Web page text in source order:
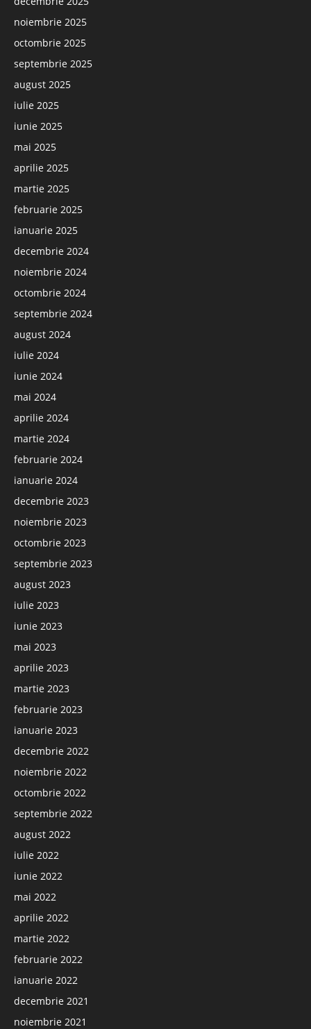
noiembrie 2025
octombrie 2025
septembrie 2025
august 2025
iulie 2025
iunie 2025
mai 2025
aprilie 2025
martie 2025
februarie 2025
ianuarie 2025
decembrie 2024
noiembrie 2024
octombrie 2024
septembrie 2024
august 2024
iulie 2024
iunie 2024
mai 2024
aprilie 2024
martie 2024
februarie 2024
ianuarie 2024
decembrie 2023
noiembrie 2023
octombrie 2023
septembrie 2023
august 2023
iulie 2023
iunie 2023
mai 2023
aprilie 2023
martie 2023
februarie 2023
ianuarie 2023
decembrie 2022
noiembrie 2022
octombrie 2022
septembrie 2022
august 2022
iulie 2022
iunie 2022
mai 2022
aprilie 2022
martie 2022
februarie 2022
ianuarie 2022
decembrie 2021
noiembrie 2021